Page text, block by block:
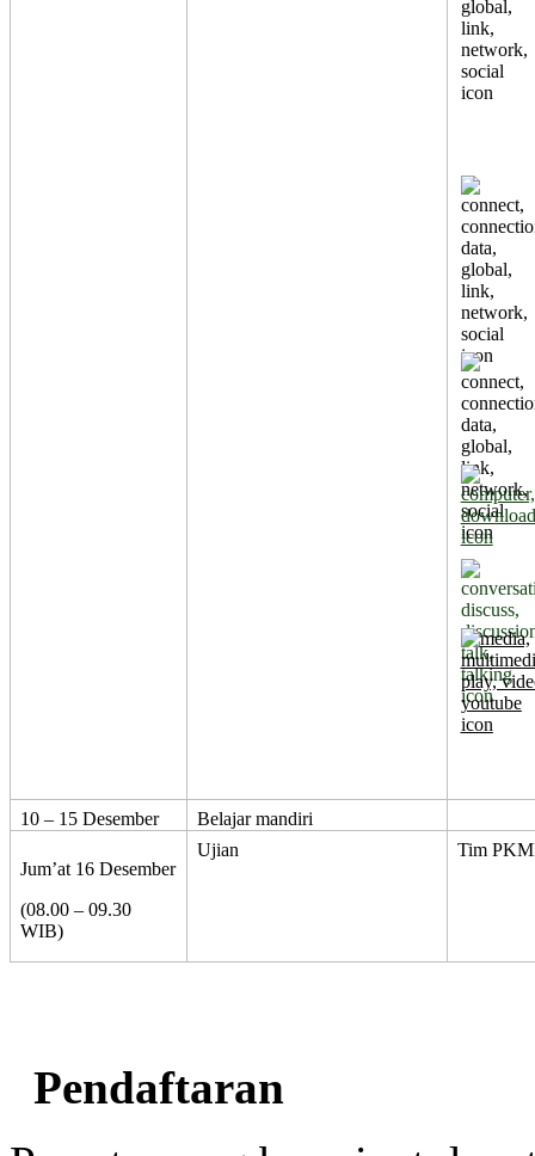
10 – 15 Desember Belajar mandiri
Jum’at 16 Desember
(08.00 – 09.30
WIB)
Ujian Tim
Pendaftaran